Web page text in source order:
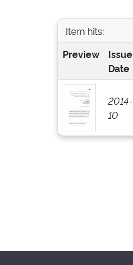
Item hits:
Preview
Issue
Date
2014-
10